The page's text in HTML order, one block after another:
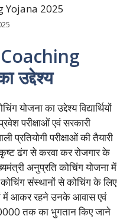
उद्देश्य
योजना का उद्देश्य विद्यार्थियों
परीक्षाओं एवं सरकारी
प्रतियोगी परीक्षाओं की तैयारी
ढंग से करवा कर रोजगार के
अनुप्रति कोचिंग योजना में
कोचिंग संस्थानों से कोचिंग के लिए
में आकर रहने उनके आवास एवं
तक का भुगतान किए जाने